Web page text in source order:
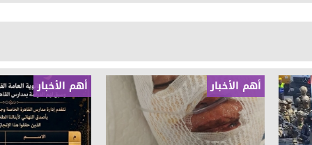
أهم الأخبار أهم الأخبار